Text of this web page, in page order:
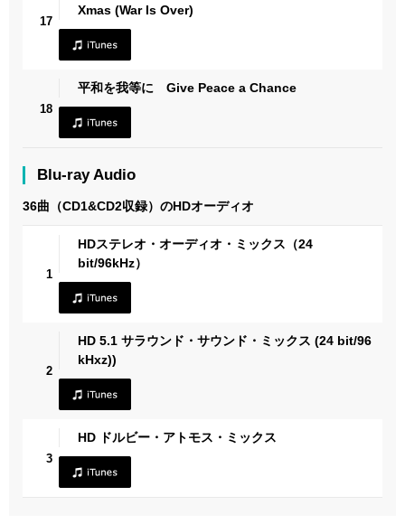
17
Xmas (War Is Over)
18
平和を我等に Give Peace a Chance
Blu-ray Audio
36曲（CD1&CD2収録）のHDオーディオ
1
HDステレオ・オーディオ・ミックス（24
bit/96kHz）
2
HD 5.1 サラウンド・サウンド・ミックス (24 bit/96
kHxz))
3
HD ドルビー・アトモス・ミックス